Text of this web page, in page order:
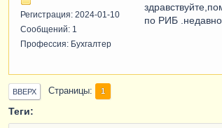
Регистрация: 2024-01-10
Сообщений: 1
Профессия: Бухгалтер
по РИБ
ВВЕРХ Страницы 1
Теги: